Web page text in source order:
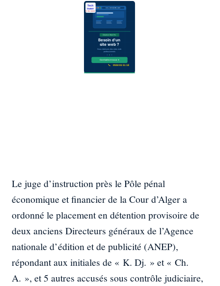
Le juge d’instruction près le Pôle pénal
économique et financier de la Cour d’Alger a
ordonné le placement en détention provisoire de
deux anciens Directeurs généraux de l’Agence
nationale d’édition et de publicité (ANEP),
répondant aux initiales de « K. Dj. » et « Ch.
A. », et 5 autres accusés sous contrôle judiciaire,